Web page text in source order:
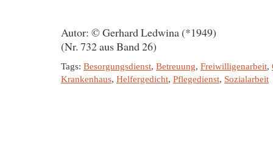
Autor: © Gerhard Ledwina (*1949)
(Nr. 732 aus Band 26)
Tags: Besorgungsdienst, Betreuung, Freiwilligenarbeit,
Krankenhaus, Helfergedicht, Pflegedienst, Sozialarbeit